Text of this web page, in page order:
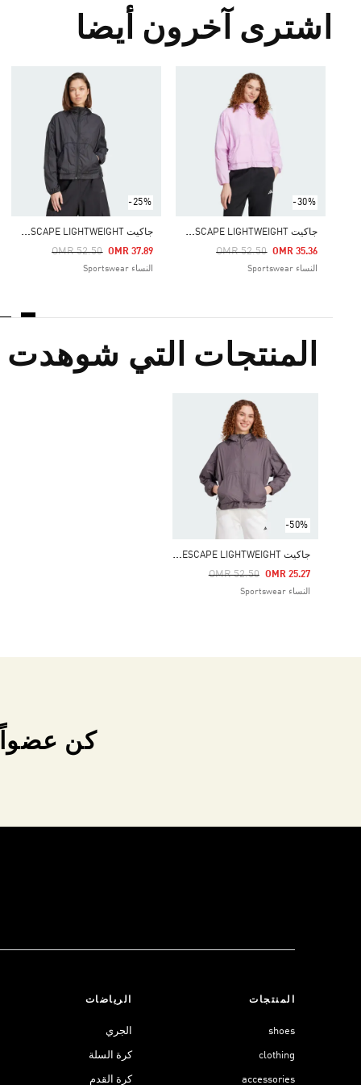
اشترى آخرون أيضا
-30%
ج
اكيت CITY ESCAPE LIGHTWEIGHT
Price Reduced From
OMR 52.50
To OMR 35.36
النساء Sportswear
-25%
ج
اكيت CITY ESCAPE LIGHTWEIGHT
Price Reduced From
OMR 52.50
To OMR 37.89
النساء Sportswear
المنتجات التي شوهدت
-50%
ج
اكيت CITY ESCAPE LIGHTWEIGHT
Price Reduced From
OMR 52.50
To OMR 25.27
النساء Sportswear
كن عضواً
المنتجات
shoes
clothing
accessories
الرياضات
الجري
كرة السلة
كرة القدم